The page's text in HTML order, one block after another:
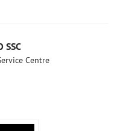
SSC
Centre